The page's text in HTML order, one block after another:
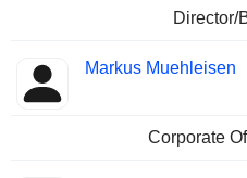
Director/
Markus Muehleisen
Corporate